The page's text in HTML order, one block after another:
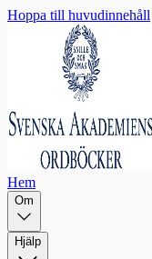
Hoppa till huvudinnehåll
Hem
Om
Hjälp